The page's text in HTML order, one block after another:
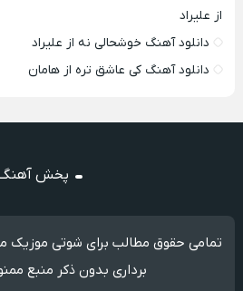
از علیراد
دانلود آهنگ خوشحالی نه از علیراد
دانلود آهنگ کی عاشق تره از هامان
پخش
تمامی حقوق مطالب برای شوتی موزیک
برداری بدون ذکر منبع